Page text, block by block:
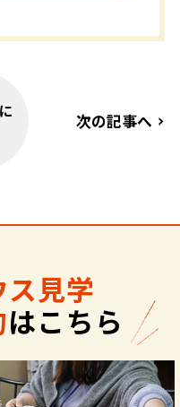
次の記事へ
見学
はこちら